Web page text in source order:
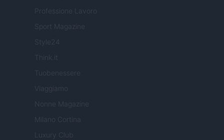
Professione Lavoro
Sport Magazine
Style24
Tuobenessere
Viaggiamo
Nonne Magazine
Milano Cortina
Luxury Club